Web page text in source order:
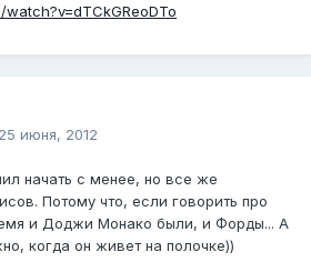
25 июня, 2012
начать с менее, но все же
Потому что, если говорить про
и Доджи Монако были, и Форды... А
когда он живет на полочке))